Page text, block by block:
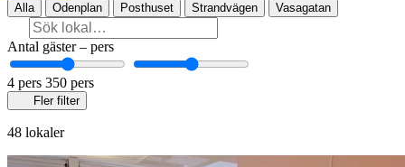
Alla Odenplan Posthuset Strandvägen Vasagatan
Antal gäster– pers
4 pers 350 pers
Fler filter
48 lokaler